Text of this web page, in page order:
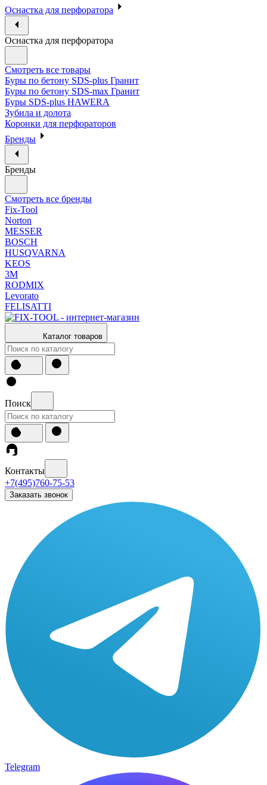
Оснастка для перфоратора
Оснастка для перфоратора
Смотреть все товары
Буры по бетону SDS-plus Гранит
Буры по бетону SDS-max Гранит
Буры SDS-plus HAWERA
Зубила и долота
Коронки для перфораторов
Бренды
Бренды
Смотреть все бренды
Fix-Tool
Norton
MESSER
BOSCH
HUSQVARNA
KEOS
3М
RODMIX
Levorato
FELISATTI
Каталог товаров
Поиск
Контакты
+7(495)760-75-53
Заказать звонок
Telegram